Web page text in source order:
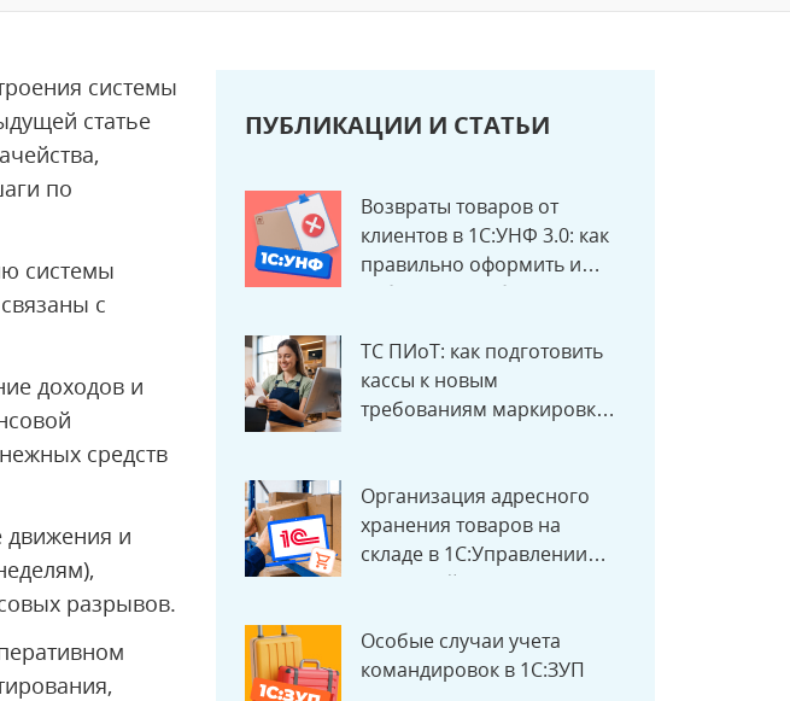
системы
статье
по
системы
с
доходов и
средств
движения и
разрывов.
ПУБЛИКАЦИИ И СТАТЬИ
Возвраты товаров от
клиентов в 1С:УНФ 3.0: как
правильно оформить и
избежать ошибок
ТС ПИоТ: как подготовить
кассы к новым
требованиям маркировки с
Организация адресного
хранения товаров на
складе в 1С:Управлении
торговлей
Особые случаи учета
командировок в 1С:ЗУП